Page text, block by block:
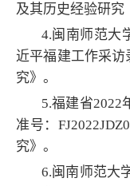
及其历史经验研究
4.闽南师范大
近平福建工作采
究》。
5.福建省2022
准号：
究》。
6.闽南师范大